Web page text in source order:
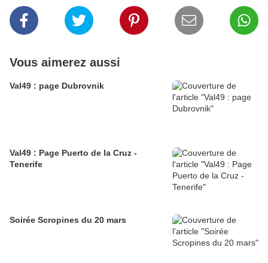
Vous aimerez aussi
Val49 : page Dubrovnik
Val49 : Page Puerto de la Cruz -
Tenerife
Soirée Scropines du 20 mars